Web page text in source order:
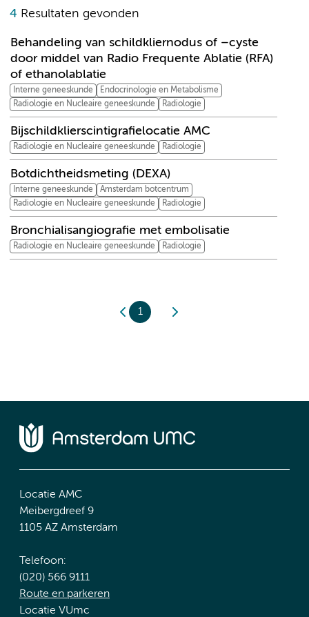
4 Resultaten gevonden
Behandeling van schildkliernodus of –cyste
door middel van Radio Frequente Ablatie (RFA)
of ethanolablatie
Interne geneeskunde
Endocrinologie en Metabolisme
Radiologie en Nucleaire geneeskunde
Radiologie
Bijschildklierscintigrafielocatie AMC
Radiologie en Nucleaire geneeskunde Radiologie
Botdichtheidsmeting (DEXA)
Interne geneeskunde
Amsterdam botcentrum
Radiologie en Nucleaire geneeskunde
Radiologie
Bronchialisangiografie met embolisatie
Radiologie en Nucleaire geneeskunde Radiologie
1
Locatie AMC
Meibergdreef 9
1105 AZ Amsterdam
Telefoon:
(020) 566 9111
Route en parkeren
Locatie VUmc